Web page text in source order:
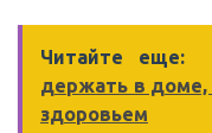
Читайте еще:
держать в доме,
здоровьем